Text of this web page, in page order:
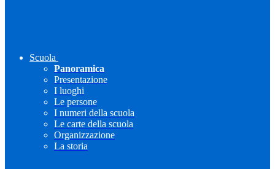
Scuola
Panoramica
Presentazione
I luoghi
Le persone
I numeri della scuola
Le carte della scuola
Organizzazione
La storia